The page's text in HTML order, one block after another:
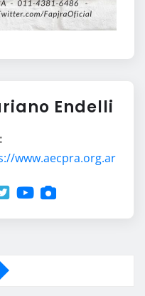
Endelli
www.aecpra.org.ar